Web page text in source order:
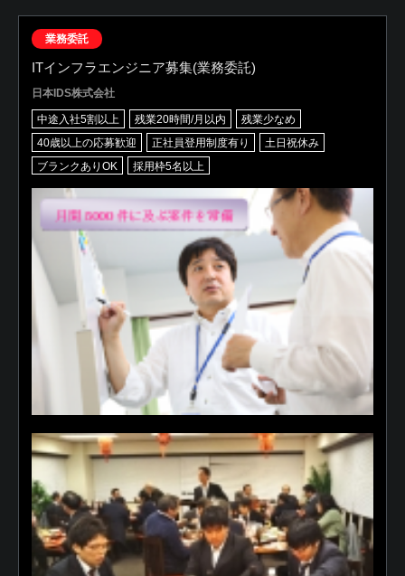
業務委託
ITインフラエンジニア募集(業務委託)
日本IDS株式会社
中途入社5割以上 残業20時間/月以内
残業少なめ
40歳以上の応募歓迎
正社員登用制度有り
土日祝休み
ブランクありOK
採用枠5名以上